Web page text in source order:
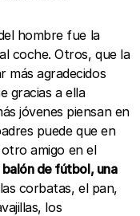
hombre fue la
coche. Otros, que la
más agradecidos
gracias a ella
jóvenes piensan en
puede que en
amigo en el
balón de fútbol, una
corbatas, el pan,
los